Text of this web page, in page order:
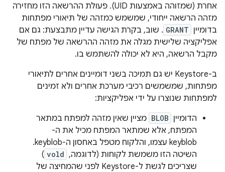
אחרת (שמזוהה באמצעות UID). פעולת ההרשאה הזו מחזירה
מזהה הרשאה ייחודי, שמשמש כמזהה של תיאורי מפתחות
בדומיין GRANT . שוב, בקרת הגישה עדיין מתבצעת: גם אם
אפליקציה שלישית מגלה את מזהה ההרשאה של מפתח של
מקבל הרשאה, היא לא יכולה להשתמש בו.
ב-Keystore יש גם תמיכה בשני דומיינים אחרים לתיאורי
מפתחות, שמשמשים רכיבי מערכת אחרים ולא זמינים
למפתחות שנוצרו על ידי אפליקציות:
הדומיין BLOB מציין שאין מזהה למפתח במתאר
המפתח, אלא שמתאר המפתח מכיל את ה-
keyblob עצמו, והלקוח מטפל באחסון ה-keyblob.
השיטה הזו משמשת לקוחות (לדוגמה, vold
)
שצריכים לגשת ל-Keystore לפני שהמחיצה של